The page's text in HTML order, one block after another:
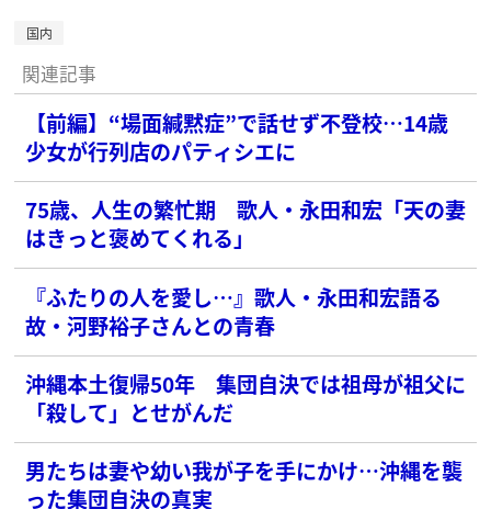
国内
関連記事
【前編】“場面緘黙症”で話せず不登校…14歳
少女が行列店のパティシエに
75歳、人生の繁忙期 歌人・永田和宏「天の妻
はきっと褒めてくれる」
『ふたりの人を愛し…』歌人・永田和宏語る
故・河野裕子さんとの青春
沖縄本土復帰50年 集団自決では祖母が祖父に
「殺して」とせがんだ
男たちは妻や幼い我が子を手にかけ…沖縄を襲
った集団自決の真実